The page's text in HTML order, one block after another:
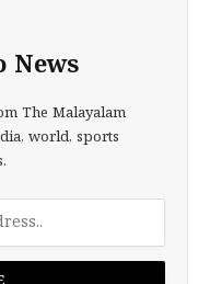
News
The Malayalam
world, sports